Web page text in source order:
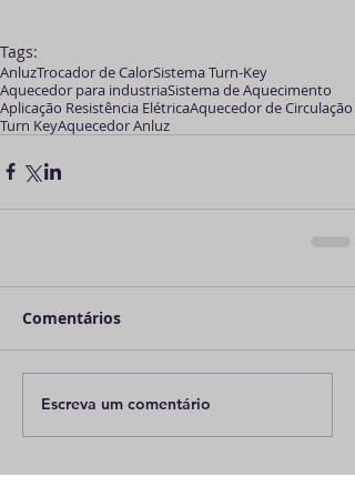
Tags:
AnluzTrocador de CalorSistema Turn-Key
Aquecedor para industriaSistema de Aquecimento
Aplicação Resistência ElétricaAquecedor de Circulação
Turn KeyAquecedor Anluz
Comentários
Escreva um comentário